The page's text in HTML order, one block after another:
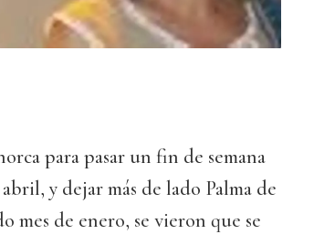
para pasar un fin de semana
y dejar más de lado Palma de
mes de enero, se vieron que se